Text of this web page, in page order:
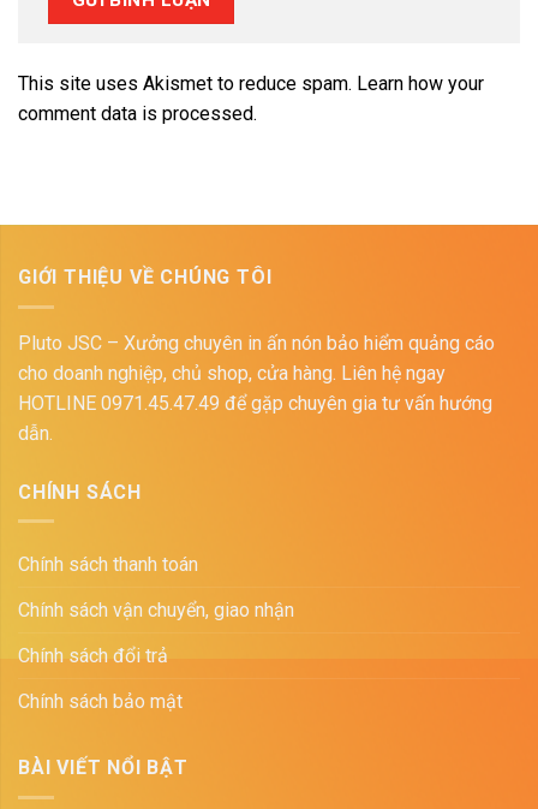
This site uses Akismet to reduce spam. Learn how your
comment data is processed.
GIỚI THIỆU VỀ CHÚNG TÔI
Pluto JSC – Xưởng chuyên in ấn nón bảo hiểm quảng cáo
cho doanh nghiệp, chủ shop, cửa hàng. Liên hệ ngay
HOTLINE 0971.45.47.49 để gặp chuyên gia tư vấn hướng
dẫn.
CHÍNH SÁCH
Chính sách thanh toán
Chính sách vận chuyển, giao nhận
Chính sách đổi trả
Chính sách bảo mật
BÀI VIẾT NỔI BẬT